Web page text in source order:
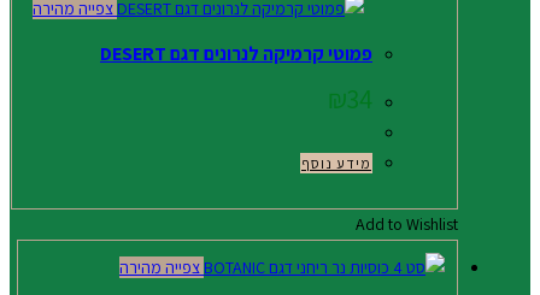
צפייה מהירה
פמוטי קרמיקה לנרונים דגם DESERT
₪34
מידע נוסף
Add to Wishlist
צפייה מהירה